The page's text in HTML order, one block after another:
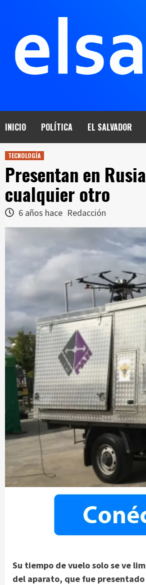
INICIO POLÍTICA EL SALVADOR
TECNOLOGÍA
Presentan en
cualquier otro
6 años hace Redacción
Su tiempo de vuelo solo se ve
del aparato, que fue